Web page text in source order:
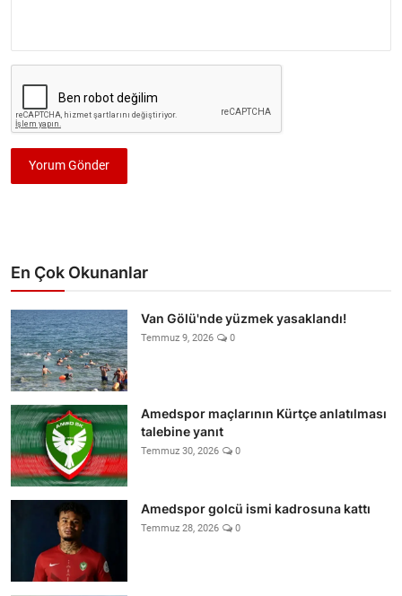
Yorum Gönder
En Çok Okunanlar
Van Gölü'nde yüzmek yasaklandı!
Temmuz 9, 2026 0
Amedspor maçlarının Kürtçe anlatılması
talebine yanıt
Temmuz 30, 2026 0
Amedspor golcü ismi kadrosuna kattı
Temmuz 28, 2026 0